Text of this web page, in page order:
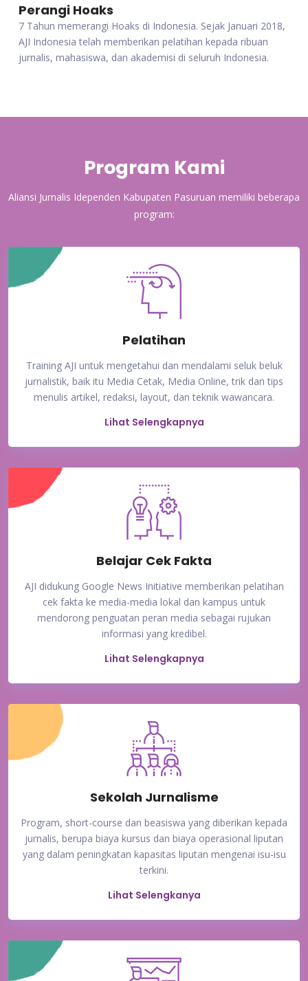
Perangi Hoaks
7 Tahun memerangi Hoaks di Indonesia. Sejak Januari 2018,
AJI Indonesia telah memberikan pelatihan kepada ribuan
jurnalis, mahasiswa, dan akademisi di seluruh Indonesia.
Program Kami
Aliansi Jurnalis Idependen Kabupaten Pasuruan memiliki beberapa
program:
Pelatihan
Training AJI untuk mengetahui dan mendalami seluk beluk
jurnalistik, baik itu Media Cetak, Media Online, trik dan tips
menulis artikel, redaksi, layout, dan teknik wawancara.
Lihat Selengkapnya
Belajar Cek Fakta
AJI didukung Google News Initiative memberikan pelatihan
cek fakta ke media-media lokal dan kampus untuk
mendorong penguatan peran media sebagai rujukan
informasi yang kredibel.
Lihat Selengkapnya
Sekolah Jurnalisme
Program, short-course dan beasiswa yang diberikan kepada
jurnalis, berupa biaya kursus dan biaya operasional liputan
yang dalam peningkatan kapasitas liputan mengenai isu-isu
terkini.
Lihat Selengkanya